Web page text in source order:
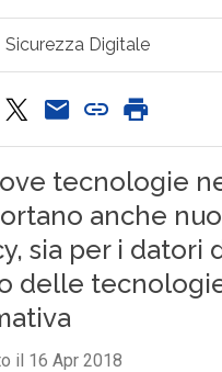
Sicurezza Digitale
tecnologie
anche
sia per i datori
delle
il 16 Apr 2018